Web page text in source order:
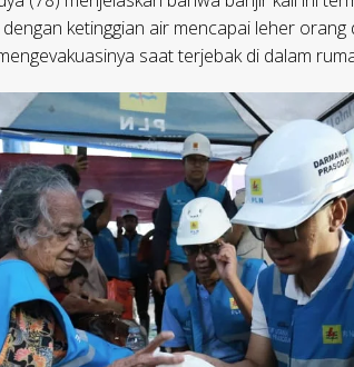
ketinggian air mencapai leher
saat terjebak di dalam